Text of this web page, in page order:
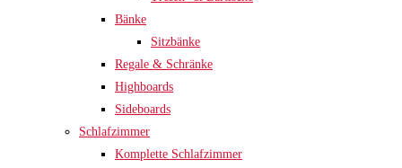
Bänke
Sitzbänke
Regale & Schränke
Highboards
Sideboards
Schlafzimmer
Komplette Schlafzimmer